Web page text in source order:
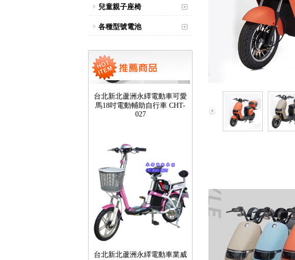
兒童親子座椅
各種型號電池
台北新北蘆洲永繹電動車可愛
027
台北新北蘆洲永繹電動車業威
美樂蒂(Melody)